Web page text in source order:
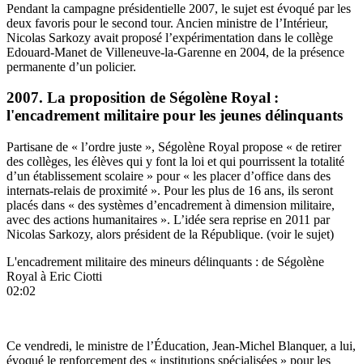
Pendant la campagne présidentielle 2007, le sujet est évoqué par les
deux favoris pour le second tour. Ancien ministre de l’Intérieur,
Nicolas Sarkozy avait proposé l’expérimentation dans le collège
Edouard-Manet de Villeneuve-la-Garenne en 2004, de la présence
permanente d’un policier.
2007. La proposition de Ségolène Royal :
l'encadrement militaire pour les jeunes délinquants
Partisane de « l’ordre juste », Ségolène Royal propose « de retirer
des collèges, les élèves qui y font la loi et qui pourrissent la totalité
d’un établissement scolaire » pour « les placer d’office dans des
internats-relais de proximité ». Pour les plus de 16 ans, ils seront
placés dans « des systèmes d’encadrement à dimension militaire,
avec des actions humanitaires ». L’idée sera reprise en 2011 par
Nicolas Sarkozy, alors président de la République. (voir le sujet)
L'encadrement militaire des mineurs délinquants : de Ségolène
Royal à Eric Ciotti
02:02
Ce vendredi, le ministre de l’Éducation, Jean-Michel Blanquer, a lui,
évoqué le renforcement des « institutions spécialisées » pour les